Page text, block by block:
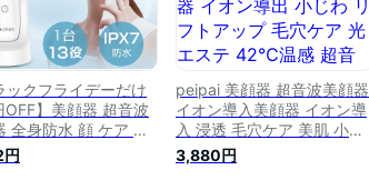
ックフライデーだけ
】美顔器 超音波
全身防水 顔 ケア 超
肌 毛穴ケア ems 角
引き締め イオン導入
peipai 美顔器 超音波美顔器
イオン導入美顔器 イオン導
入 浸透 毛穴ケア 美肌 小顔
保湿 フェイスケア 多機能美
顔器 イオン導出 小じわ リ
3,880円